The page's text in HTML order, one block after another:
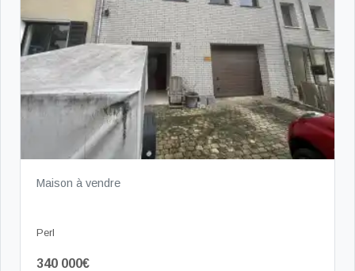
Maison à vendre
Perl
340 000€